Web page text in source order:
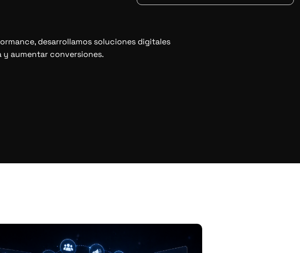
desarrollamos soluciones digitales
aumentar conversiones.